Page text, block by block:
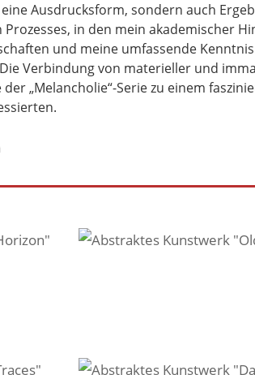
Ausdrucksform, sondern auch
in den mein akademischer
und meine umfassende
Verbindung von materieller und
„Melancholie“-Serie zu einem